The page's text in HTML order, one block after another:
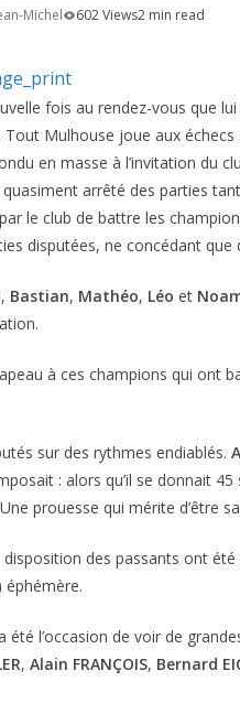
Michel 602 Views2 min read
fois au rendez-vous que
Mulhouse joue aux
en masse à l’invitation du
arrêté des parties
le club de battre les
disputées, ne concédant
, Bastian, Mathéo, Léo et
à ces champions qui ont
sur des rythmes endiablés.
: alors qu’il se donnait
prouesse qui mérite d’être
disposition des passants ont
éphémère.
l’occasion de voir de
, Alain FRANÇOIS, Bernard